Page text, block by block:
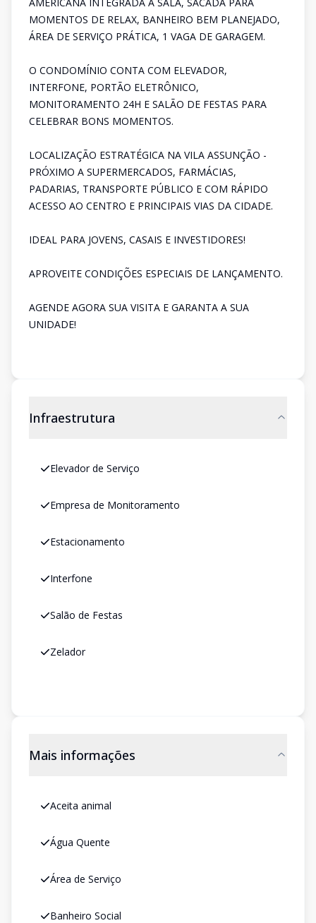
MOMENTOS DE RELAX, BANHEIRO BEM PLANEJADO,
ÁREA DE SERVIÇO PRÁTICA, 1 VAGA DE GARAGEM.
O CONDOMÍNIO CONTA COM ELEVADOR,
INTERFONE, PORTÃO ELETRÔNICO,
MONITORAMENTO 24H E SALÃO DE FESTAS PARA
CELEBRAR BONS MOMENTOS.
LOCALIZAÇÃO ESTRATÉGICA NA VILA ASSUNÇÃO -
PRÓXIMO A SUPERMERCADOS, FARMÁCIAS,
PADARIAS, TRANSPORTE PÚBLICO E COM RÁPIDO
ACESSO AO CENTRO E PRINCIPAIS VIAS DA CIDADE.
IDEAL PARA JOVENS, CASAIS E INVESTIDORES!
APROVEITE CONDIÇÕES ESPECIAIS DE LANÇAMENTO.
AGENDE AGORA SUA VISITA E GARANTA A SUA
UNIDADE!
Infraestrutura
Elevador de Serviço
Empresa de Monitoramento
Estacionamento
Interfone
Salão de Festas
Zelador
Mais informações
Aceita animal
Água Quente
Área de Serviço
Banheiro Social